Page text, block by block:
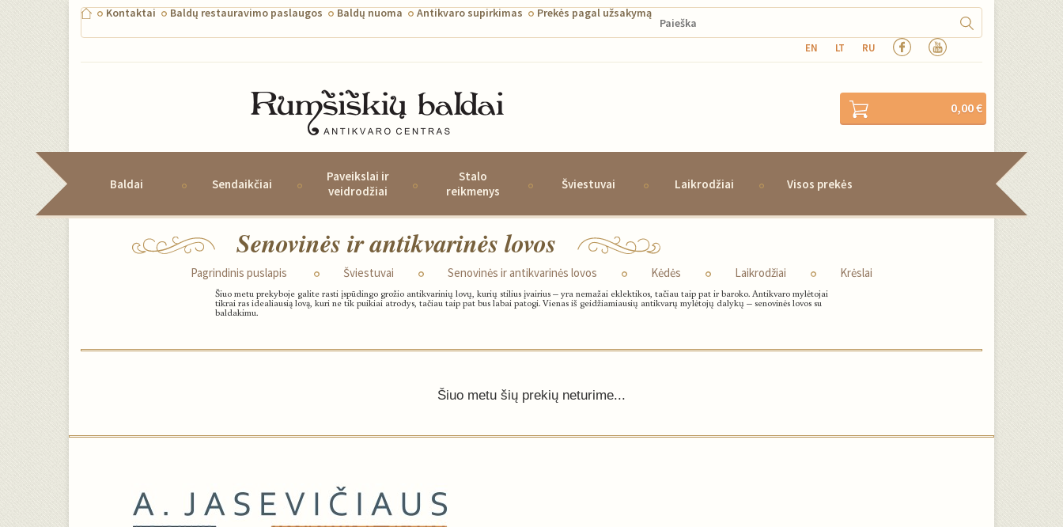
Kontaktai Baldų restauravimo paslaugos Baldų nuoma Antikvaro supirkimas Prekės pagal užsakymą
EN LT RU
0,00 €
Baldai Sendaikčiai
Paveikslai ir
veidrodžiai
Stalo
reikmenys
Šviestuvai Laikrodžiai Visos prekės
Senovinės ir antikvarinės lovos
Pagrindinis puslapis Šviestuvai Senovinės ir antikvarinės lovos Kėdės Laikrodžiai Krėslai
Šiuo metu prekyboje galite rasti įspūdingo grožio antikvarinių lovų, kurių stilius įvairius – yra nemažai eklektikos, tačiau taip pat ir baroko. Antikvaro mylėtojai
tikrai ras idealiausią lovą, kuri ne tik puikiai atrodys, tačiau taip pat bus labai patogi. Vienas iš geidžiamiausių antikvarų mylėtojų dalykų – senovinės lovos su
baldakimu.
Šiuo metu šių prekių neturime...